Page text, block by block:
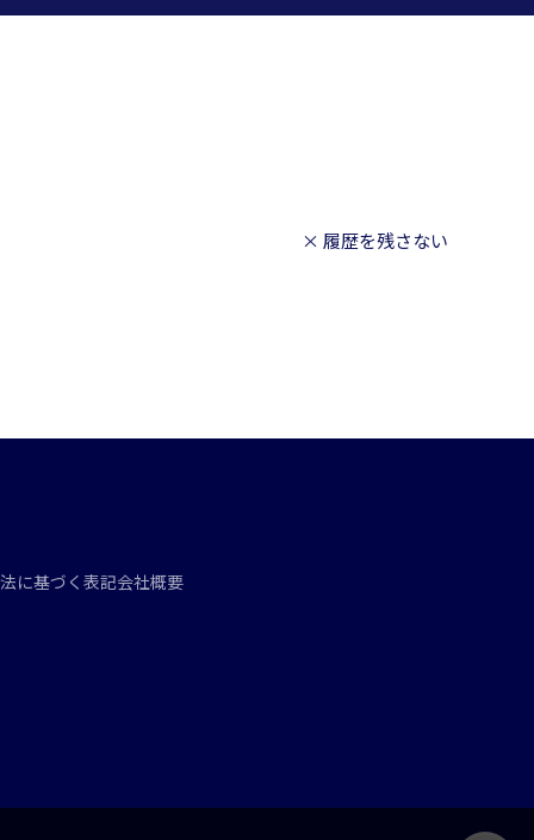
× 履歴を残さない
に基づく表記会社概要